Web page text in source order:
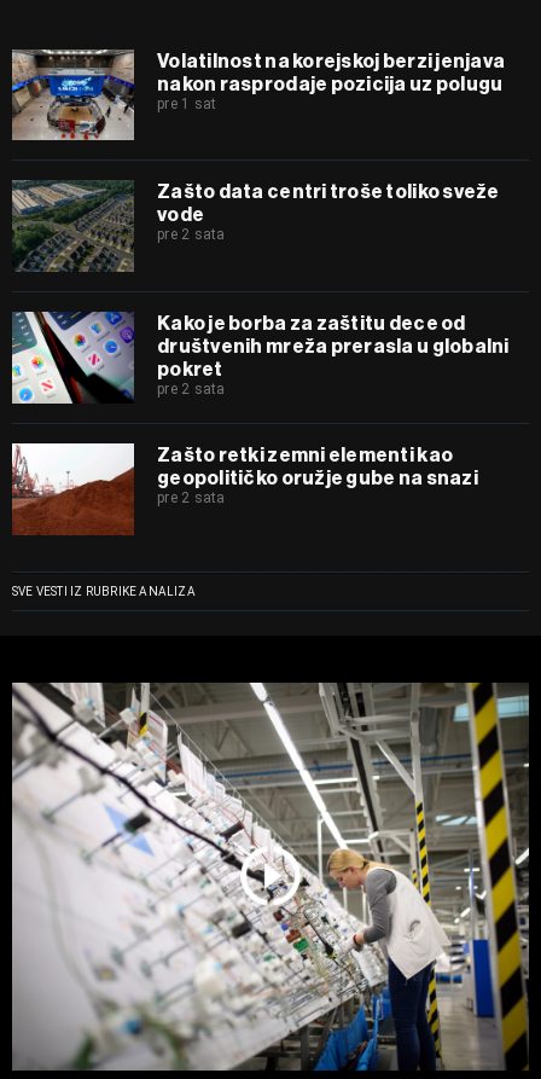
Volatilnost na korejskoj berzi jenjava
nakon rasprodaje pozicija uz polugu
pre 1 sat
Zašto data centri troše toliko sveže
vode
pre 2 sata
Kako je borba za zaštitu dece od
društvenih mreža prerasla u globalni
pokret
pre 2 sata
Zašto retki zemni elementi kao
geopolitičko oružje gube na snazi
pre 2 sata
SVE VESTI IZ RUBRIKE ANALIZA